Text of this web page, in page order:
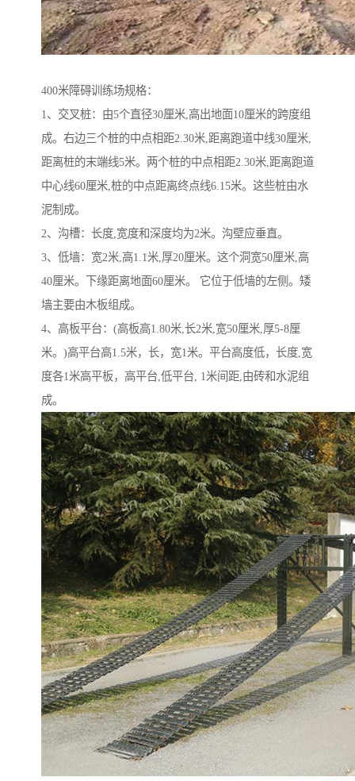
400米障碍训练场规格：
1、交叉桩：由5个直径30厘米,高出地面10厘米的跨度组
成。右边三个桩的中点相距2.30米,距离跑道中线30厘米,
距离桩的末端线5米。两个桩的中点相距2.30米,距离跑道
中心线60厘米,桩的中点距离终点线6.15米。这些桩由水
泥制成。
2、沟槽：长度,宽度和深度均为2米。沟壁应垂直。
3、低墙：宽2米,高1.1米,厚20厘米。这个洞宽50厘米,高
40厘米。下缘距离地面60厘米。 它位于低墙的左侧。矮
墙主要由木板组成。
4、高板平台：(高板高1.80米,长2米,宽50厘米,厚5-8厘
米。)高平台高1.5米，长，宽1米。平台高度低，长度,宽
度各1米高平板，高平台,低平台, 1米间距,由砖和水泥组
成。